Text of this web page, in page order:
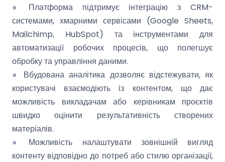
● Платформа підтримує інтеграцію з CRM-
системами, хмарними сервісами (Google Sheets,
Mailchimp, HubSpot) та інструментами для
автоматизації робочих процесів, що полегшує
обробку та управління даними.
● Вбудована аналітика дозволяє відстежувати, як
користувачі взаємодіють із контентом, що дає
можливість викладачам або керівникам проєктів
швидко оцінити результативність створених
матеріалів.
● Можливість налаштувати зовнішній вигляд
контенту відповідно до потреб або стилю організації,